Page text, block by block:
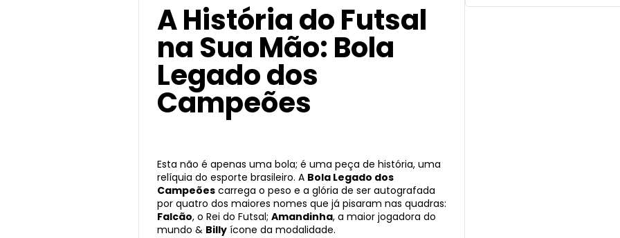
A História do Futsal
na Sua Mão: Bola
Legado dos
Campeões
Esta não é apenas uma bola; é uma peça de história, uma
relíquia do esporte brasileiro. A Bola Legado dos
Campeões carrega o peso e a glória de ser autografada
por quatro dos maiores nomes que já pisaram nas quadras:
Falcão, o Rei do Futsal; Amandinha, a maior jogadora do
mundo & Billy ícone da modalidade.